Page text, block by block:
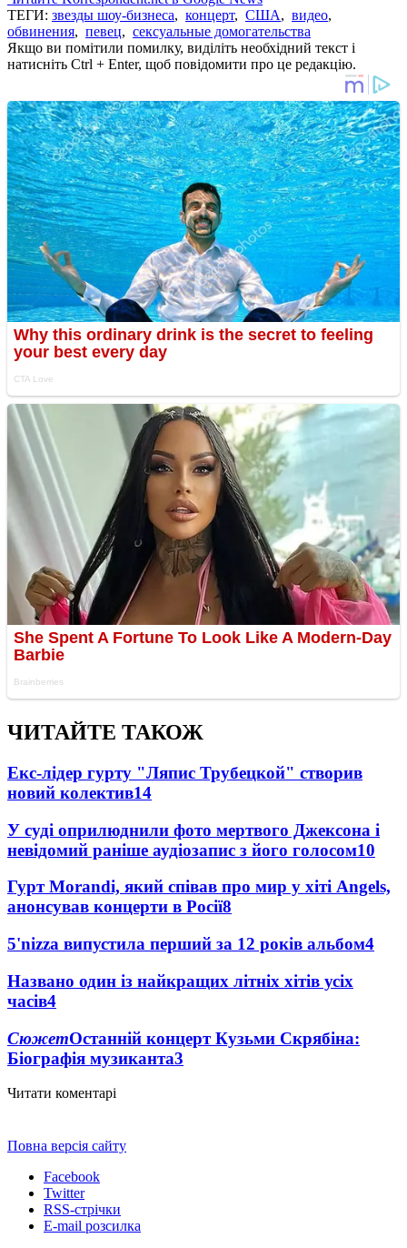
ТЕГИ: звезды шоу-бизнеса, концерт, США, видео,
обвинения, певец, сексуальные домогательства
Якщо ви помітили помилку, виділіть необхідний текст і
натисніть Ctrl + Enter, щоб повідомити про це редакцію.
ЧИТАЙТЕ ТАКОЖ
Екс-лідер гурту "Ляпис Трубецкой" створив
новий колектив14
У суді оприлюднили фото мертвого Джексона і
невідомий раніше аудіозапис з його голосом10
Гурт Morandi, який співав про мир у хіті Angels,
анонсував концерти в Росії8
5'nizza випустила перший за 12 років альбом4
Названо один із найкращих літніх хітів усіх
часів4
СюжетОстанній концерт Кузьми Скрябіна:
Біографія музиканта3
Читати коментарі
Повна версія сайту
Facebook
Twitter
RSS-стрічки
E-mail розсилка